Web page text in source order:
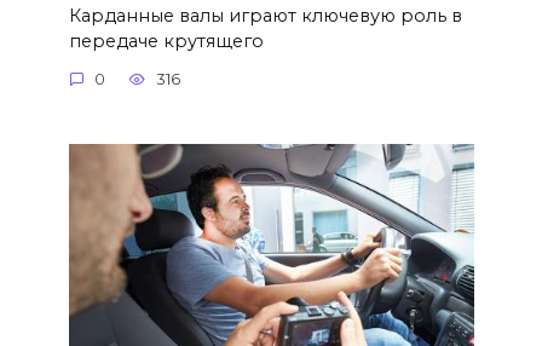
Карданные валы играют ключевую роль в
передаче крутящего
0 316